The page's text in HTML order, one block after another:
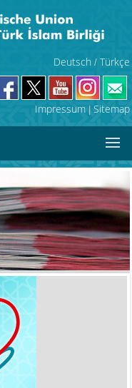
Deutsch / Türkçe
Impressum| Sitemap